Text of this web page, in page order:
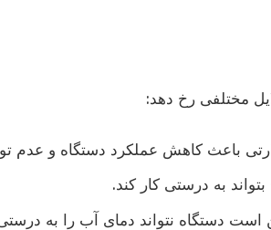
مختلفی رخ دهد:
باعث کاهش عملکرد دستگاه و عدم
به درستی کار کند.
دستگاه نتواند دمای آب را به